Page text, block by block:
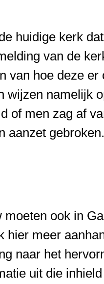
huidige kerk
van de
van hoe deze
wijzen namelijk
of men zag af
aanzet
moeten ook in
hier meer
naar het
uit die